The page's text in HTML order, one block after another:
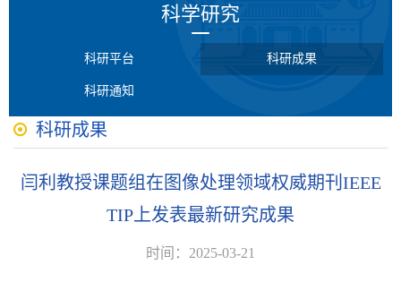
科学研究
科研平台 科研成果
科研通知
科研成果
闫利教授课题组在图像处理领域权威期刊IEEE
TIP上发表最新研究成果
时间：2025-03-21